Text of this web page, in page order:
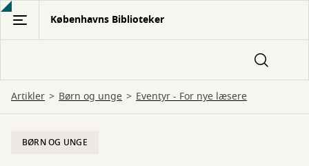
Gå
hovedindhold
Københavns Biblioteker
Artikler Børn og unge Eventyr - For nye læsere
BØRN OG UNGE